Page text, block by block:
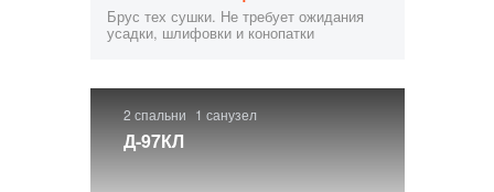
Брус тех сушки. Не требует ожидания
усадки, шлифовки и конопатки
2 спальни 1 санузел
Д-97КЛ